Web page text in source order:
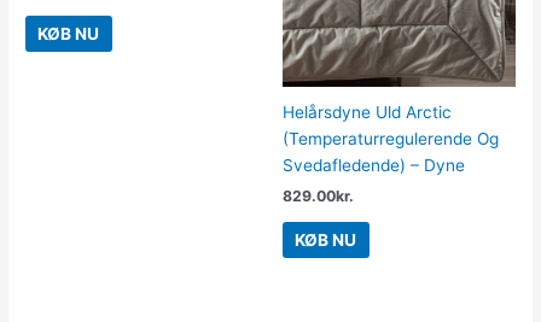
KØB NU
Helårsdyne Uld Arctic
(Temperaturregulerende Og
Svedafledende) – Dyne
829.00kr.
KØB NU